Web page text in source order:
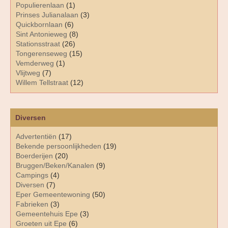
Diversen
Advertentiën (17)
Bekende persoonlijkheden (19)
Boerderijen (20)
Bruggen/Beken/Kanalen (9)
Campings (4)
Diversen (7)
Eper Gemeentewoning (50)
Fabrieken (3)
Gemeentehuis Epe (3)
Groeten uit Epe (6)
Populierenlaan (1)
Prinses Julianalaan (3)
Quickbornlaan (6)
Sint Antonieweg (8)
Stationsstraat (26)
Tongerenseweg (15)
Vemderweg (1)
Vlijtweg (7)
Willem Tellstraat (12)